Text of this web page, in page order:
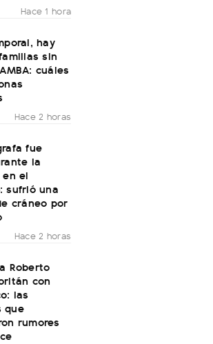
Hace 1 hora
hay
sin
cuáles
Hace 2 horas
fue
la
el
sufrió una
cráneo por
Hace 2 horas
Roberto
con
las
que
rumores